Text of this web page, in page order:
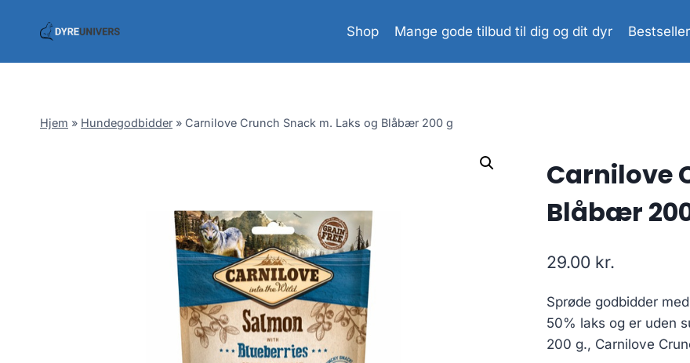
Shop Mange gode tilbud til dig og dit dyr Bestseller
Hjem » Hundegodbidder » Carnilove Crunch Snack m. Laks og Blåbær 200 g
Carnilove
Blåbær
29.00 kr.
Sprøde godbidder
50% laks og er uden
200 g., Carnilove